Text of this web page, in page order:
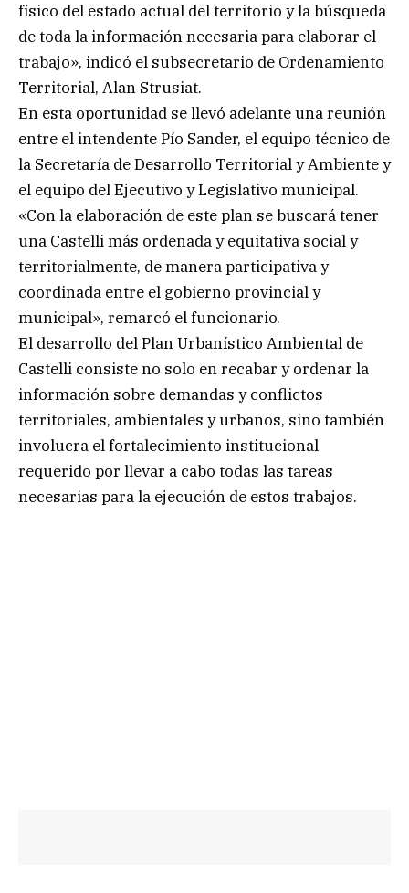
físico del estado actual del territorio y la búsqueda
de toda la información necesaria para elaborar el
trabajo», indicó el subsecretario de Ordenamiento
Territorial, Alan Strusiat.
En esta oportunidad se llevó adelante una reunión
entre el intendente Pío Sander, el equipo técnico de
la Secretaría de Desarrollo Territorial y Ambiente y
el equipo del Ejecutivo y Legislativo municipal.
«Con la elaboración de este plan se buscará tener
una Castelli más ordenada y equitativa social y
territorialmente, de manera participativa y
coordinada entre el gobierno provincial y
municipal», remarcó el funcionario.
El desarrollo del Plan Urbanístico Ambiental de
Castelli consiste no solo en recabar y ordenar la
información sobre demandas y conflictos
territoriales, ambientales y urbanos, sino también
involucra el fortalecimiento institucional
requerido por llevar a cabo todas las tareas
necesarias para la ejecución de estos trabajos.